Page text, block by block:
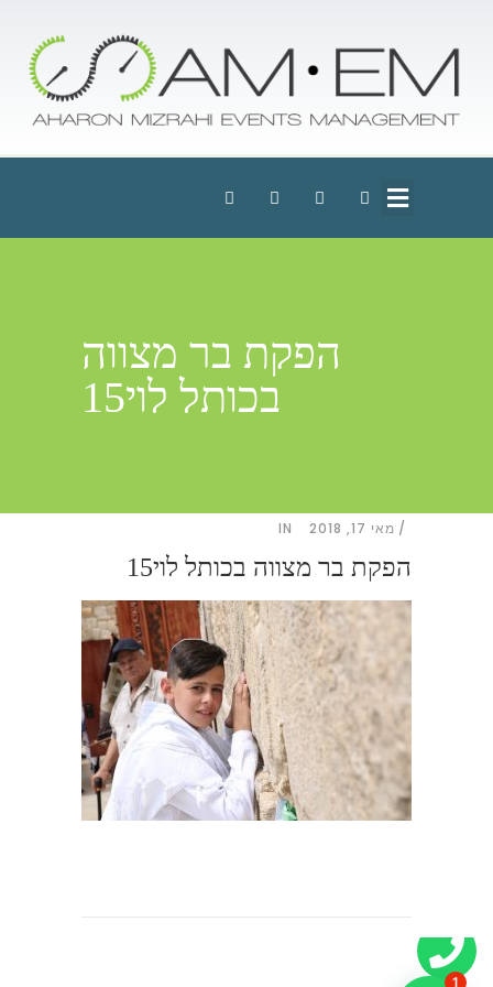
הפקת בר מצווה
בכותל לוי15
מאי 17, 2018 IN
הפקת בר מצווה בכותל לוי15
1